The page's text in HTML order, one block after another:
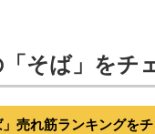
そば」をチ
売れ筋ランキングをチ